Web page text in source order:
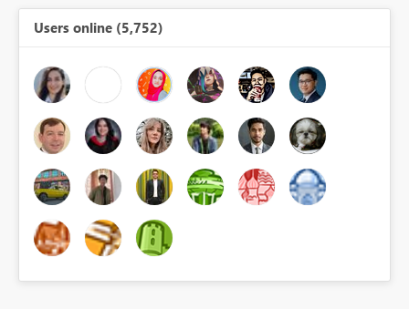
Users online (5,752)